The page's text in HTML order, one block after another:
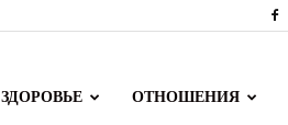
ЗДОРОВЬЕ ОТНОШЕНИЯ